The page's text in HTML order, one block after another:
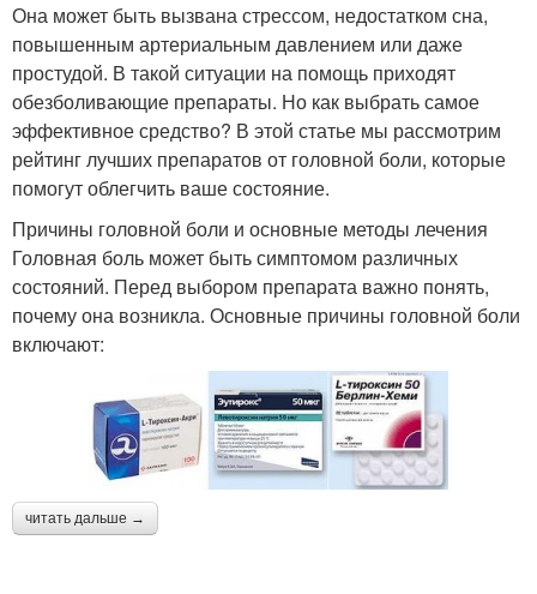
Она может быть вызвана стрессом, недостатком сна,
повышенным артериальным давлением или даже
простудой. В такой ситуации на помощь приходят
обезболивающие препараты. Но как выбрать самое
эффективное средство? В этой статье мы рассмотрим
рейтинг лучших препаратов от головной боли, которые
помогут облегчить ваше состояние.
Причины головной боли и основные методы лечения
Головная боль может быть симптомом различных
состояний. Перед выбором препарата важно понять,
почему она возникла. Основные причины головной боли
включают:
читать дальше →